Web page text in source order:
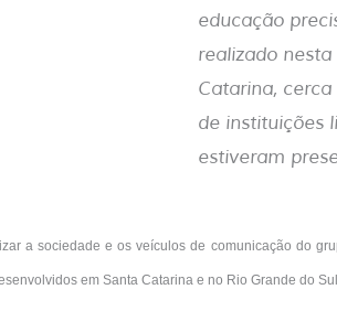
educação
realizado
Catarina,
de instituições
estiveram
a sociedade e os veículos de comunicação do
em Santa Catarina e no Rio Grande do